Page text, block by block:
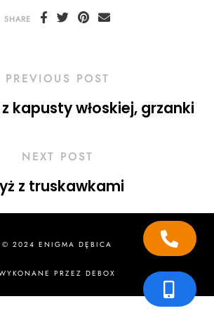
SHARE
PREVIOUS POST
kapusty włoskiej, grzanki
NEXT POST
z truskawkami
© 2024 ENIGMA DĘBICA
PRZEZ DEBOX